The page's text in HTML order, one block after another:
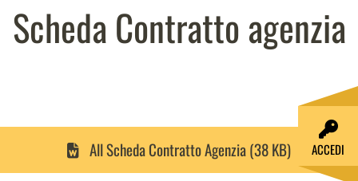
Scheda Contratto agenzia
All Scheda Contratto Agenzia (38 KB) ACCEDI